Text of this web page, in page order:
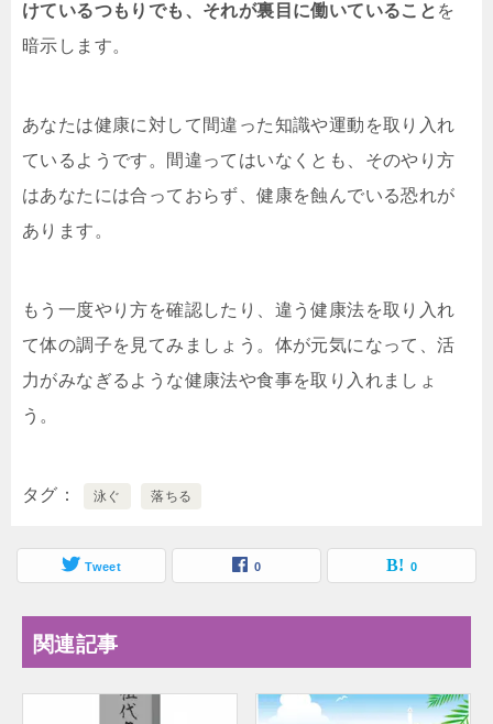
けているつもりでも、それが裏目に働いていること を
暗示します。
あなたは健康に対して間違った知識や運動を取り入れ
ているようです。間違ってはいなくとも、そのやり方
はあなたには合っておらず、健康を蝕んでいる恐れが
あります。
もう一度やり方を確認したり、違う健康法を取り入れ
て体の調子を見てみましょう。体が元気になって、活
力がみなぎるような健康法や食事を取り入れましょ
う。
タグ 泳ぐ 落ちる
Tweet 0 0
関連記事